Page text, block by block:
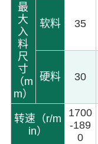
最
大
入
料
尺
寸
（m
m）
软料 35
硬料 30
转速（r/m
in）
1700
-189
0